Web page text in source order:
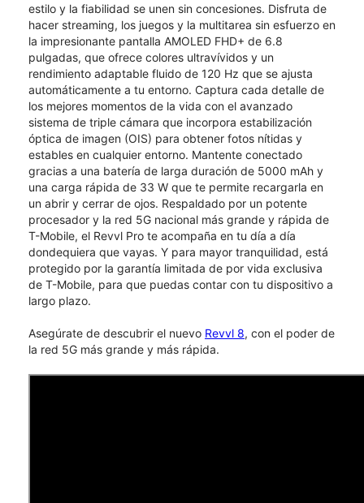
estilo y la fiabilidad se unen sin concesiones.​​​​​​​ Disfruta de
hacer streaming, los juegos y la multitarea sin esfuerzo en
la impresionante pantalla AMOLED FHD+ de 6.8
pulgadas, que ofrece colores ultravívidos y un
rendimiento adaptable fluido de 120 Hz que se ajusta
automáticamente a tu entorno. Captura cada detalle de
los mejores momentos de la vida con el avanzado
sistema de triple cámara que incorpora estabilización
óptica de imagen (OIS) para obtener fotos nítidas y
estables en cualquier entorno. Mantente conectado
gracias a una batería de larga duración de 5000 mAh y
una carga rápida de 33 W que te permite recargarla en
un abrir y cerrar de ojos. Respaldado por un potente
procesador y la red 5G nacional más grande y rápida de
T-Mobile, el Revvl Pro te acompaña en tu día a día
dondequiera que vayas. Y para mayor tranquilidad, está
protegido por la garantía limitada de por vida exclusiva
de T-Mobile, para que puedas contar con tu dispositivo a
largo plazo.
Asegúrate de descubrir el nuevo Revvl 8, con el poder de
la red 5G más grande y más rápida.